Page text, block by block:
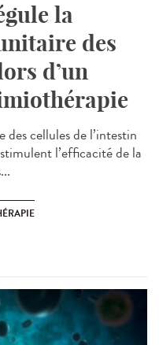
la
des
d’un
cellules de l’intestin
l’efficacité de la